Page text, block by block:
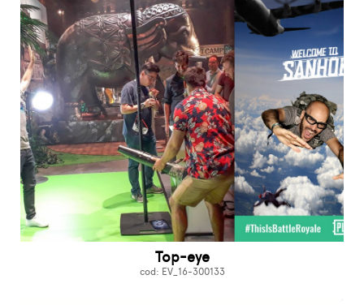
Top-eye
cod: EV_16-300133